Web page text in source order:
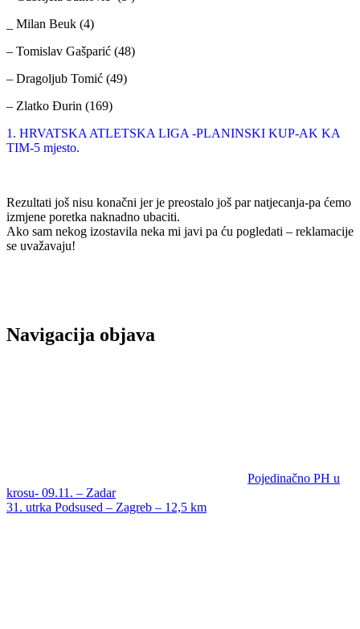
_ Milan Beuk (4)
– Tomislav Gašparić (48)
– Dragoljub Tomić (49)
– Zlatko Đurin (169)
1. HRVATSKA ATLETSKA LIGA -PLANINSKI KUP-AK KA
TIM-5 mjesto.
Rezultati još nisu konačni jer je preostalo još par natjecanja-pa ćemo
izmjene poretka naknadno ubaciti.
Ako sam nekog izostavila neka mi javi pa ću pogledati – reklamacije
se uvažavaju!
Navigacija objava
Pojedinačno PH u
krosu- 09.11. – Zadar
31. utrka Podsused – Zagreb – 12,5 km